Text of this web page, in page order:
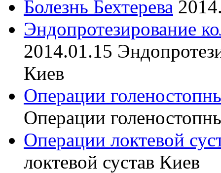
Болезнь Бехтерева
Эндопротезирование
2014.01.15
Киев
Операции
Операции
Операции локтевой
локтевой сустав Киев